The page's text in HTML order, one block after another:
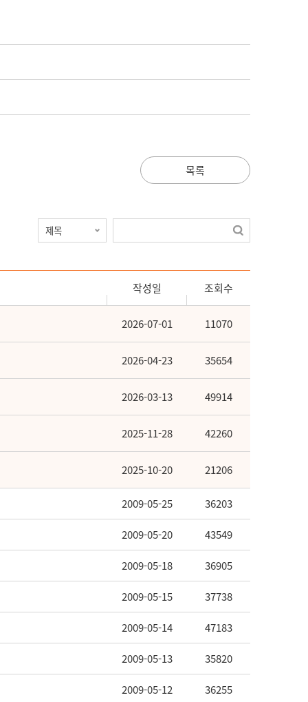
목록
작성일 조회수
2026-07-01 11070
2026-04-23 35654
2026-03-13 49914
2025-11-28 42260
2025-10-20 21206
2009-05-25 36203
2009-05-20 43549
2009-05-18 36905
2009-05-15 37738
2009-05-14 47183
2009-05-13 35820
2009-05-12 36255